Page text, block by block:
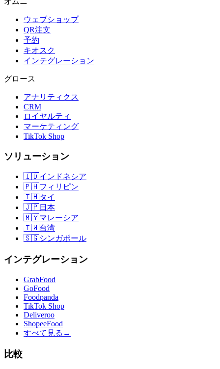
ウェブショップ
QR注文
予約
キオスク
インテグレーション
グロース
アナリティクス
CRM
ロイヤルティ
マーケティング
TikTok Shop
ソリューション
🇮🇩インドネシア
🇵🇭フィリピン
🇹🇭タイ
🇯🇵日本
🇲🇾マレーシア
🇹🇼台湾
🇸🇬シンガポール
インテグレーション
GrabFood
GoFood
Foodpanda
TikTok Shop
Deliveroo
ShopeeFood
すべて見る →
比較